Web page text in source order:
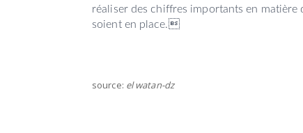
réaliser des chiffres importants en matière
soient en place.
source: el watan-dz